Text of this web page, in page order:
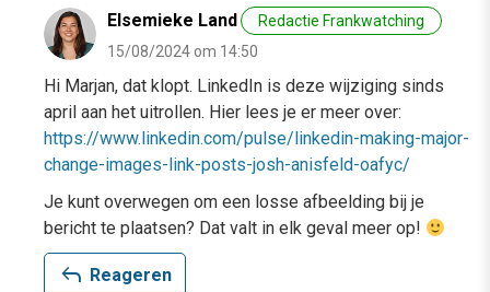
Elsemieke Land
Redactie Frankwatching
15/08/2024 om 14:50
Hi Marjan, dat klopt. LinkedIn is deze wijziging sinds
april aan het uitrollen. Hier lees je er meer over:
https://www.linkedin.com/pulse/linkedin-making-major-
change-images-link-posts-josh-anisfeld-oafyc/
Je kunt overwegen om een losse afbeelding bij je
bericht te plaatsen? Dat valt in elk geval meer op!
reply Reageren